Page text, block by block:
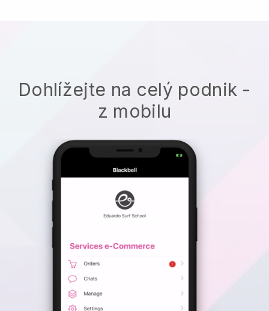
Dohlížejte na celý podnik -
z mobilu